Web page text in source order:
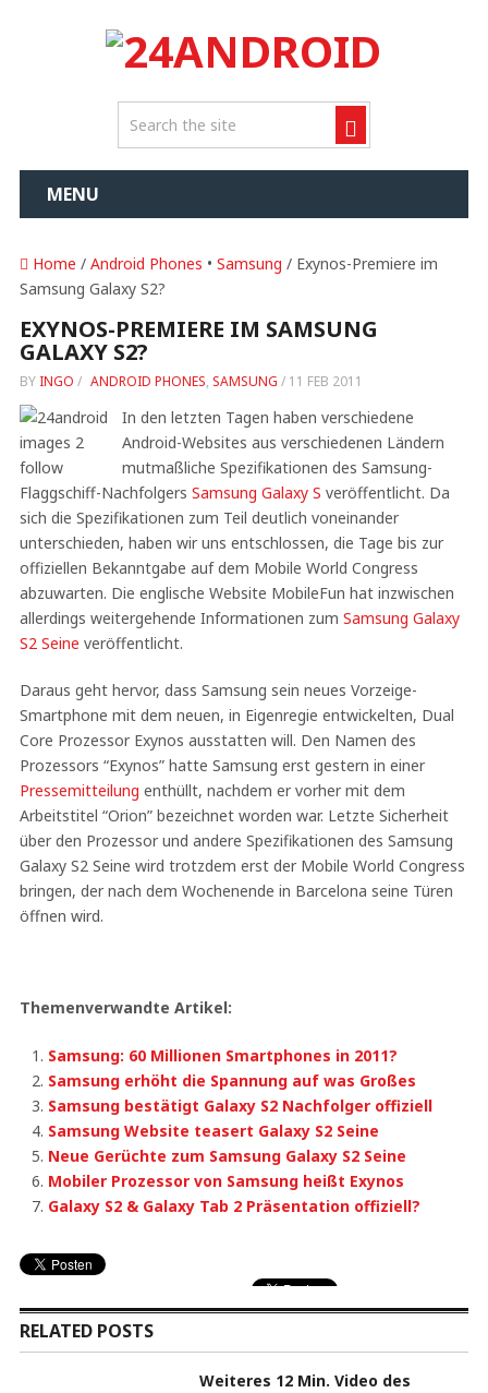
MENU
Home / Android Phones • Samsung / Exynos-Premiere im
Samsung Galaxy S2?
EXYNOS-PREMIERE IM SAMSUNG
GALAXY S2?
BY INGO / ANDROID PHONES, SAMSUNG / 11 FEB 2011
In den letzten Tagen haben verschiedene
Android-Websites aus verschiedenen Ländern
mutmaßliche Spezifikationen des Samsung-
Flaggschiff-Nachfolgers Samsung Galaxy S veröffentlicht. Da
sich die Spezifikationen zum Teil deutlich voneinander
unterschieden, haben wir uns entschlossen, die Tage bis zur
offiziellen Bekanntgabe auf dem Mobile World Congress
abzuwarten. Die englische Website MobileFun hat inzwischen
allerdings weitergehende Informationen zum Samsung Galaxy
S2 Seine veröffentlicht.
Daraus geht hervor, dass Samsung sein neues Vorzeige-
Smartphone mit dem neuen, in Eigenregie entwickelten, Dual
Core Prozessor Exynos ausstatten will. Den Namen des
Prozessors “Exynos” hatte Samsung erst gestern in einer
Pressemitteilung enthüllt, nachdem er vorher mit dem
Arbeitstitel “Orion” bezeichnet worden war. Letzte Sicherheit
über den Prozessor und andere Spezifikationen des Samsung
Galaxy S2 Seine wird trotzdem erst der Mobile World Congress
bringen, der nach dem Wochenende in Barcelona seine Türen
öffnen wird.
Themenverwandte Artikel:
Samsung: 60 Millionen Smartphones in 2011?
Samsung erhöht die Spannung auf was Großes
Samsung bestätigt Galaxy S2 Nachfolger offiziell
Samsung Website teasert Galaxy S2 Seine
Neue Gerüchte zum Samsung Galaxy S2 Seine
Mobiler Prozessor von Samsung heißt Exynos
Galaxy S2 & Galaxy Tab 2 Präsentation offiziell?
RELATED POSTS
Weiteres 12 Min. Video des